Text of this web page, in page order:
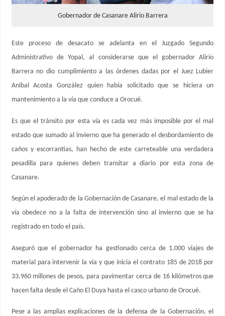
Gobernador de Casanare Alirio Barrera
Este proceso de desacato se adelanta en el Juzgado Segundo
Administrativo de Yopal, al considerarse que el gobernador Alirio
Barrera no dio cumplimiento a las órdenes dadas por el Juez Lubier
Anibal Acosta González quien había solicitado que se hiciera un
mantenimiento a la vía que conduce a Orocué.
Es que el tránsito por esta vía es cada vez más imposible por el mal
estado que sumado al invierno que ha generado el desbordamiento de
caños y escorrantias, han hecho de este carreteable una verdadera
pesadilla para quienes deben transitar a diario por esta zona de
Casanare.
Según el apoderado de la Gobernación de Casanare, el mal estado de la
vía obedece no a la falta de intervención sino al invierno que se ha
registrado en todo el país.
Aseguró que el gobernador ha gestionado cerca de 1.000 viajes de
material para intervenir la vía y que inicia el contrato 185 de 2018 por
33.960 millones de pesos, para pavimentar cerca de 16 kilómetros que
hacen falta desde el Caño El Duya hasta el casco urbano de Orocué.
Pese a las amplias explicaciones de la defensa de la Gobernación, el